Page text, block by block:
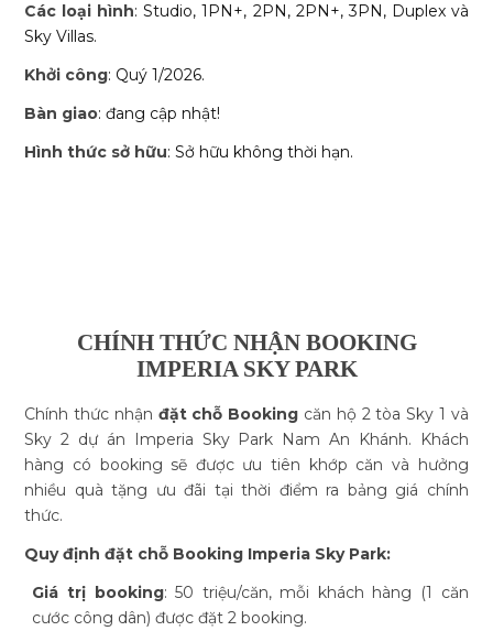
Các loại hình: Studio, 1PN+, 2PN, 2PN+, 3PN, Duplex và
Sky Villas.
Khởi công: Quý 1/2026.
Bàn giao: đang cập nhật!
Hình thức sở hữu: Sở hữu không thời hạn.
CHÍNH THỨC NHẬN BOOKING
IMPERIA SKY PARK
Chính thức nhận đặt chỗ Booking căn hộ 2 tòa Sky 1 và
Sky 2 dự án Imperia Sky Park Nam An Khánh. Khách
hàng có booking sẽ được ưu tiên khớp căn và hưởng
nhiều quà tặng ưu đãi tại thời điểm ra bảng giá chính
thức.
Quy định đặt chỗ Booking Imperia Sky Park:
Giá trị booking: 50 triệu/căn, mỗi khách hàng (1 căn
cước công dân) được đặt 2 booking.